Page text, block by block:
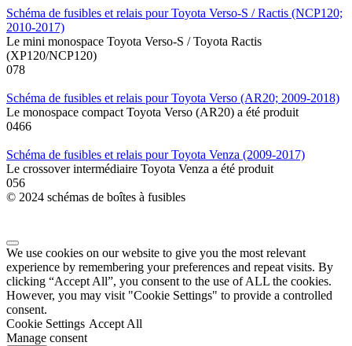
Schéma de fusibles et relais pour Toyota Verso-S / Ractis (NCP120;
2010-2017)
Le mini monospace Toyota Verso-S / Toyota Ractis
(XP120/NCP120)
078
Schéma de fusibles et relais pour Toyota Verso (AR20; 2009-2018)
Le monospace compact Toyota Verso (AR20) a été produit
0466
Schéma de fusibles et relais pour Toyota Venza (2009-2017)
Le crossover intermédiaire Toyota Venza a été produit
056
© 2024 schémas de boîtes à fusibles
We use cookies on our website to give you the most relevant
experience by remembering your preferences and repeat visits. By
clicking “Accept All”, you consent to the use of ALL the cookies.
However, you may visit "Cookie Settings" to provide a controlled
consent.
Cookie Settings Accept All
Manage consent